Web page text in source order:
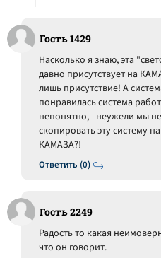
Гость 1429
Ответить (0)
Насколько я знаю, эта
давно присутствует на
лишь присутствие! А
понравилась система
непонятно, - неужели мы
скопировать эту систему
КАМАЗА?!
Гость 2249
Радость то какая
что он говорит.